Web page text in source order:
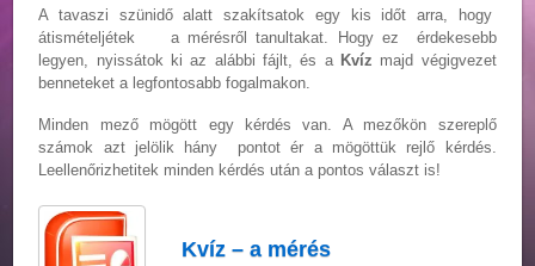
A tavaszi szünidő alatt szakítsatok egy kis időt arra, hogy
átismételjétek a mérésről tanultakat. Hogy ez érdekesebb
legyen, nyissátok ki az alábbi fájlt, és a Kvíz majd végigvezet
benneteket a legfontosabb fogalmakon.
Minden mező mögött egy kérdés van. A mezőkön szereplő
számok azt jelölik hány pontot ér a mögöttük rejlő kérdés.
Leellenőrizhetitek minden kérdés után a pontos választ is!
Kvíz – a mérés